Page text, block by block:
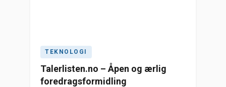
TEKNOLOGI
Talerlisten.no – Åpen og ærlig
foredragsformidling